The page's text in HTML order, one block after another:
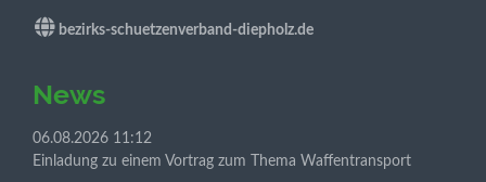
bezirks-schuetzenverband-diepholz.de
News
06.08.2026 11:12
Einladung zu einem Vortrag zum Thema Waffentransport